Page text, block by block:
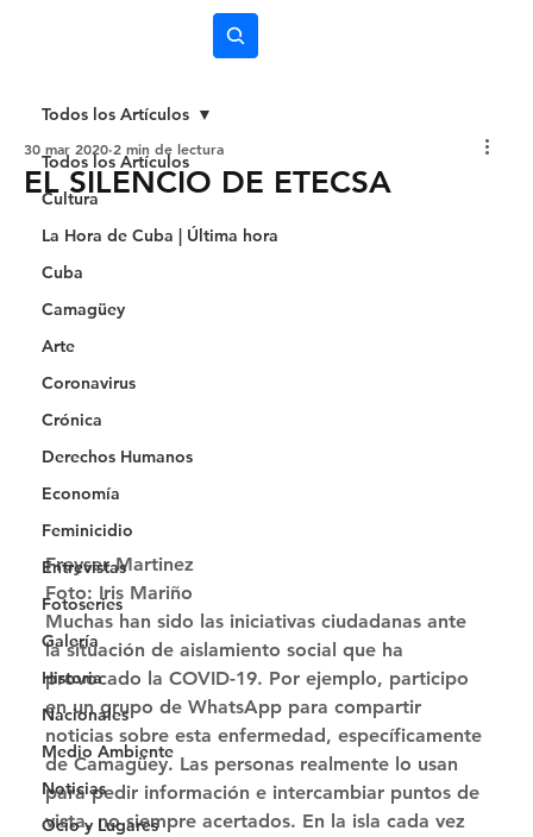
Todos los Artículos
Cultura
La Hora de Cuba | Última hora
Cuba
Camagüey
Arte
Coronavirus
Crónica
Derechos Humanos
Economía
Feminicidio
Entrevistas
Fotoseries
Galería
Historia
Nacionales
Medio Ambiente
Noticias
Ocio y Lugares
Todos los Artículos
EL SILENCIO DE ETECSA
30 mar 2020 2 min de lectura
Freyser Martinez
Foto: Iris Mariño
Muchas han sido las iniciativas ciudadanas ante
la situación de aislamiento social que ha
provocado la COVID-19. Por ejemplo, participo
en un grupo de WhatsApp para compartir
noticias sobre esta enfermedad, específicamente
de Camagüey. Las personas realmente lo usan
para pedir información e intercambiar puntos de
vista, no siempre acertados. En la isla cada vez